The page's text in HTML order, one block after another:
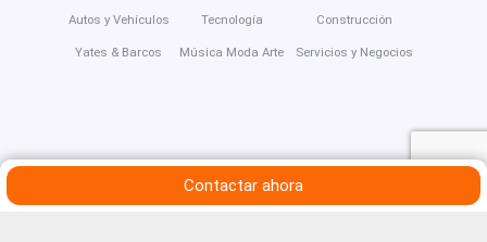
Contactar ahora
Autos y Vehículos
Yates & Barcos
Tecnología
Música Moda Arte
Construcción
Servicios y Negocios